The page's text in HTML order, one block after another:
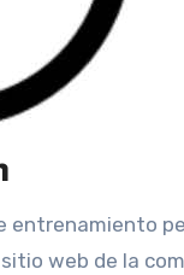
entrenamiento
web de la